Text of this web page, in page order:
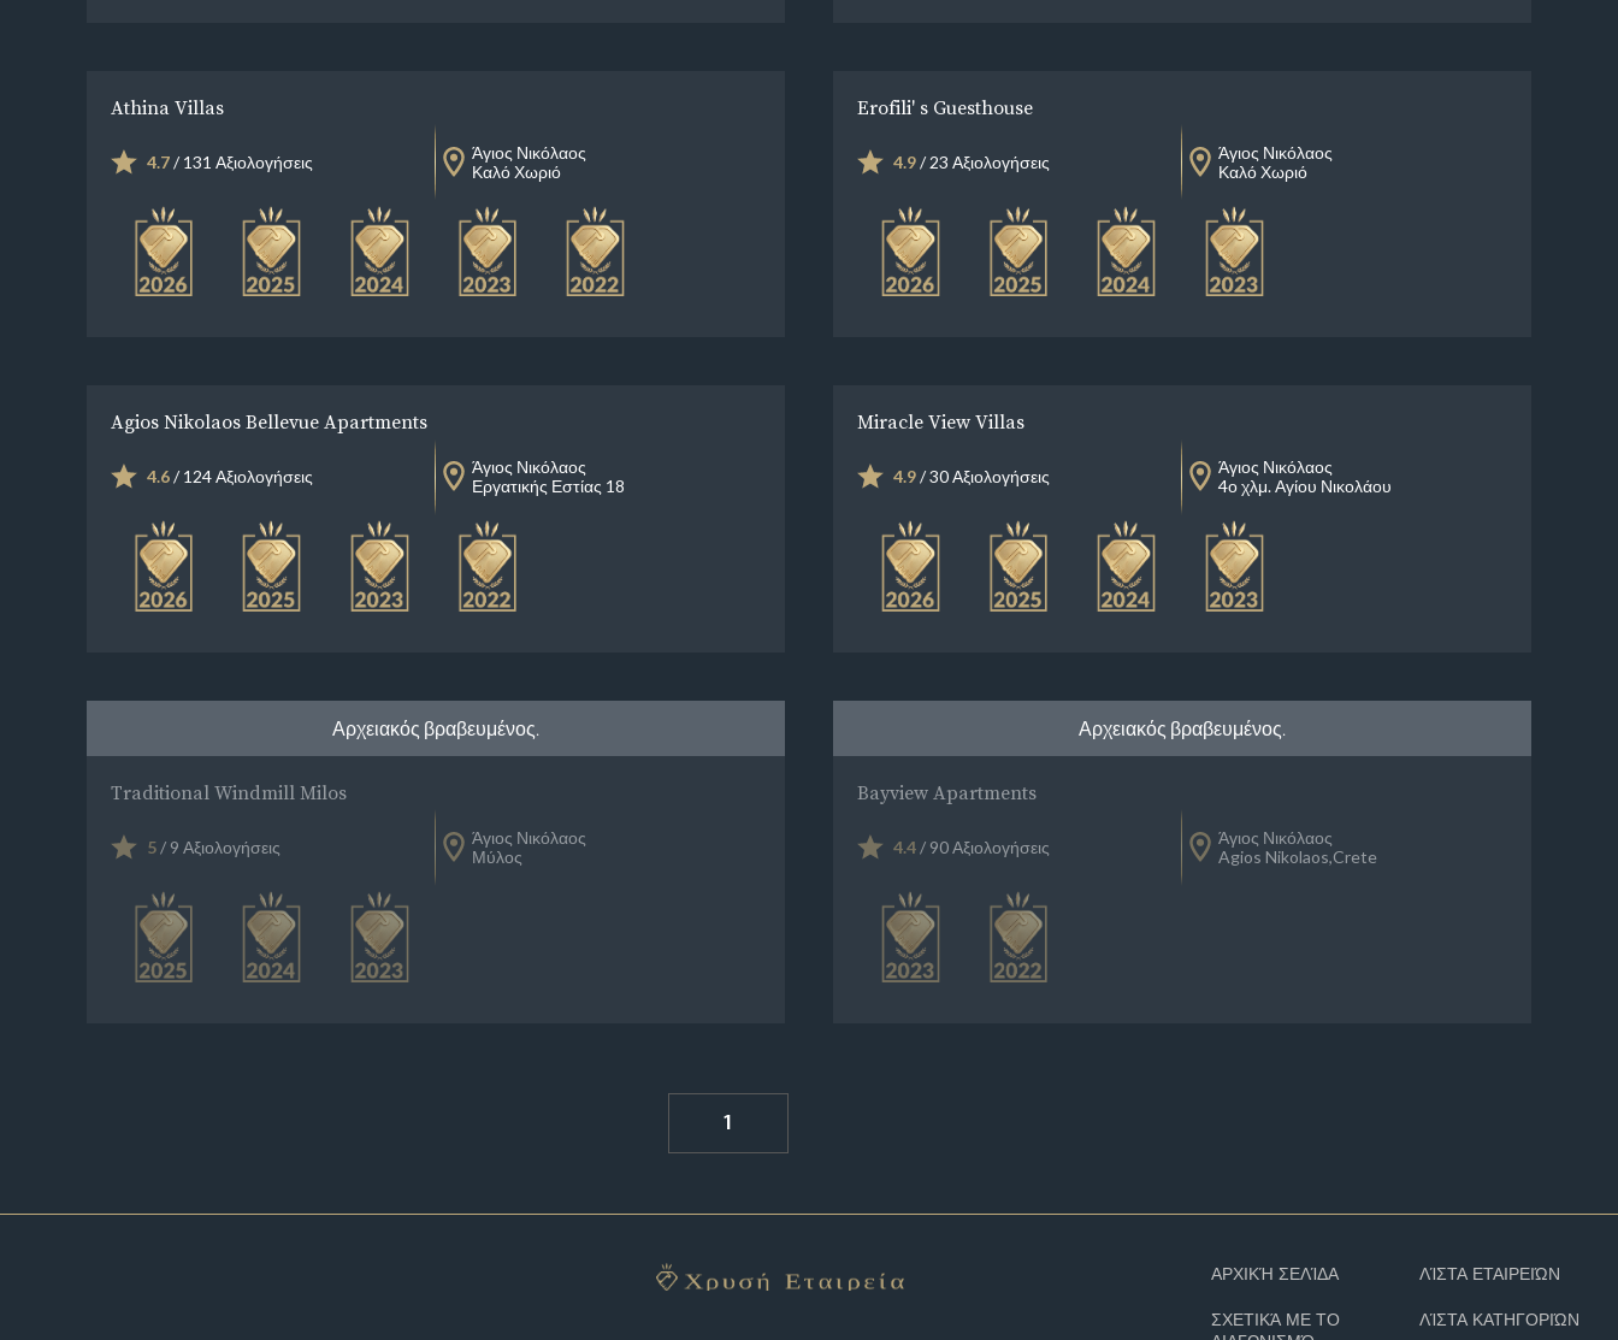
Athina Villas
4.7/ 131 Αξιολογήσεις
Άγιος Νικόλαος
Καλό Χωριό
Erofili' s Guesthouse
4.9/ 23 Αξιολογήσεις
Άγιος Νικόλαος
Καλό Χωριό
Agios Nikolaos Bellevue Apartments
4.6/ 124 Αξιολογήσεις
Άγιος Νικόλαος
Εργατικής Εστίας 18
Miracle View Villas
4.9/ 30 Αξιολογήσεις
Άγιος Νικόλαος
4ο χλμ. Αγίου Νικολάου
Αρχειακός βραβευμένος.
Traditional Windmill Milos
5/ 9 Αξιολογήσεις
Άγιος Νικόλαος
Μύλος
Αρχειακός βραβευμένος.
Bayview Apartments
4.4/ 90 Αξιολογήσεις
Άγιος Νικόλαος
Agios Nikolaos,Crete
1
ΑΡΧΙΚΉ ΣΕΛΊΔΑ
ΣΧΕΤΙΚΆ ΜΕ ΤΟ
ΛΊΣΤΑ ΕΤΑΙΡΕΙΏΝ
ΛΊΣΤΑ ΚΑΤΗΓΟΡΙΏΝ